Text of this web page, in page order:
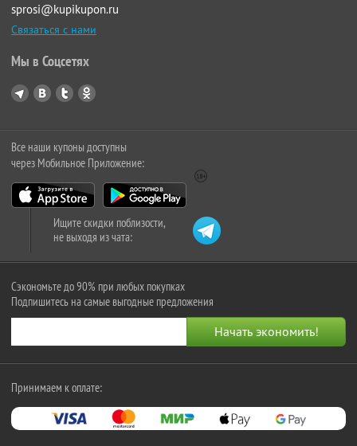
sprosi@kupikupon.ru
Связаться с нами
Мы в Соцсетях
Все наши купоны доступны
через Мобильное Приложение:
Ищите скидки поблизости,
не выходя из чата:
Сэкономьте до 90% при любых покупках
Подпишитесь на самые выгодные предложения
Принимаем к оплате: